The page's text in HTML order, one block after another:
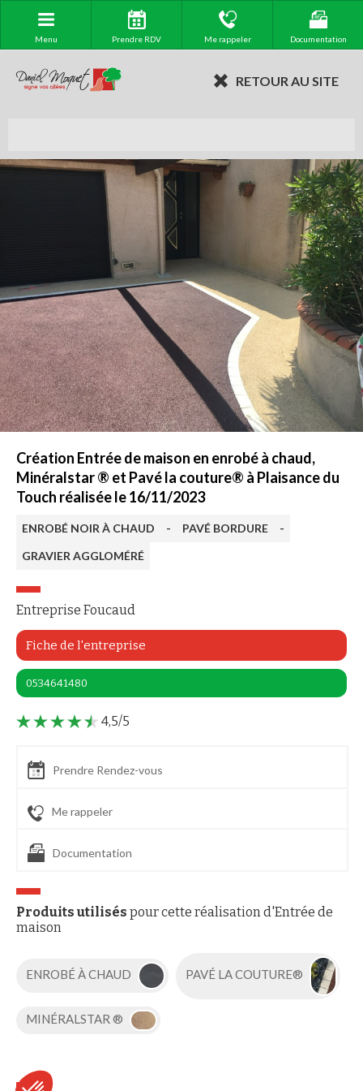
Menu Prendre RDV Me rappeler Documentation
RETOUR AU SITE
Création Entrée de maison en enrobé à chaud,
Minéralstar ® et Pavé la couture® à Plaisance du
Touch réalisée le 16/11/2023
ENROBÉ NOIR À CHAUD - PAVÉ BORDURE
-
GRAVIER AGGLOMÉRÉ
Entreprise Foucaud
Fiche de l'entreprise
0534641480
4,5/5
Prendre Rendez-vous
Me rappeler
Documentation
Produits utilisés pour cette réalisation d'Entrée de
maison
ENROBÉ À CHAUD PAVÉ LA COUTURE®
MINÉRALSTAR ®